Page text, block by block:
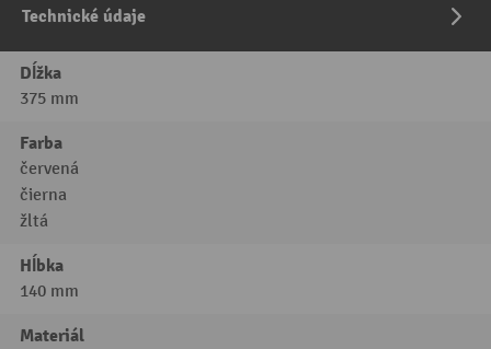
Technické údaje
Dĺžka
375 mm
Farba
červená
čierna
žltá
Hĺbka
140 mm
Materiál